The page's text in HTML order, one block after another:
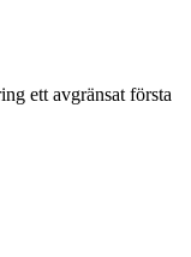
ett avgränsat första